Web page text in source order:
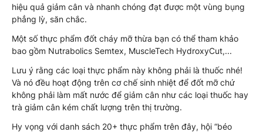
hiệu quả giảm cân và nhanh chóng đạt được một vùng bụng
phẳng lỳ, săn chắc.
Một số thực phẩm đốt cháy mỡ thừa bạn có thể tham khảo
bao gồm Nutrabolics Semtex, MuscleTech HydroxyCut,...
Lưu ý rằng các loại thực phẩm này không phải là thuốc nhé!
Và nó đều hoạt động trên cơ chế sinh nhiệt để đốt mỡ chứ
không phải làm mất nước để giảm cân như các loại thuốc hay
trà giảm cân kém chất lượng trên thị trường.
Hy vọng với danh sách 20+ thực phẩm trên đây, hội “béo